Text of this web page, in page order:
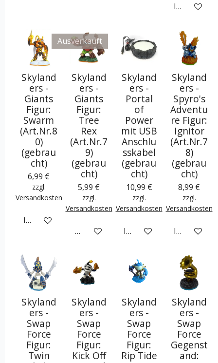
In den
Skyland
ers -
Giants
Figur:
Swarm
(Art.Nr.8
0)
(gebrau
cht)
6,99 €
zzgl.
Versandkosten
In den Warenkorb
Ausverkauft
Skyland
ers -
Giants
Figur:
Tree
Rex
(Art.Nr.7
9)
(gebrau
cht)
5,99 €
zzgl.
Versandkosten
Bei Verfügbarkeit benachrichtigen
Skyland
ers -
Portal
of
Power
mit USB
Anschlu
sskabel
(gebrau
cht)
10,99 €
zzgl.
Versandkosten
In den Warenkorb
Skyland
ers -
Spyro's
Adventu
re Figur:
Ignitor
(Art.Nr.7
8)
(gebrau
cht)
8,99 €
zzgl.
Versandkosten
In den
Skyland
ers -
Swap
Force
Figur:
Twin
Skyland
ers -
Swap
Force
Figur:
Kick Off
Skyland
ers -
Swap
Force
Figur:
Rip Tide
Skyland
ers -
Swap
Force
Gegenst
and: